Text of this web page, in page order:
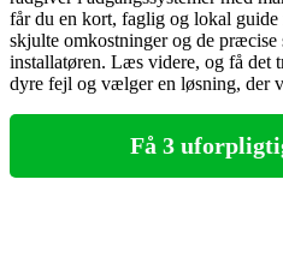
får du en kort, faglig og lokal guide
skjulte omkostninger og de præcise
installatøren. Læs videre, og få det
dyre fejl og vælger en løsning, der
Få 3